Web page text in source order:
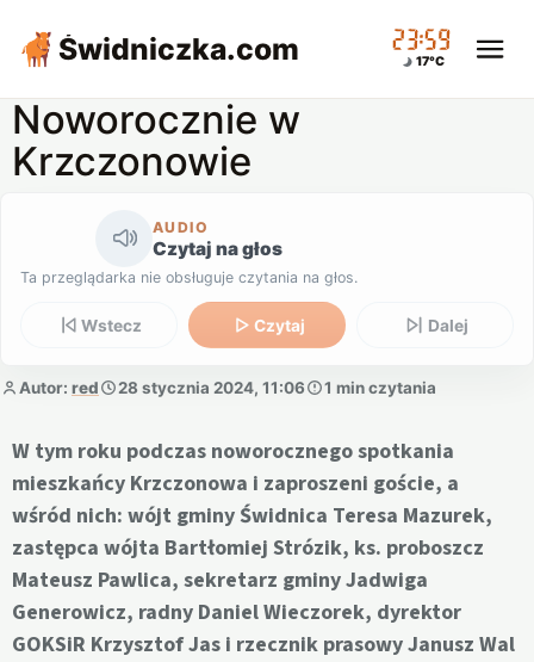
Świdniczka.com 23:59
17°C
Noworocznie w
Krzczonowie
AUDIO
Czytaj na głos
Ta przeglądarka nie obsługuje czytania na głos.
Wstecz Czytaj Dalej
Autor: red 28 stycznia 2024, 11:06 1 min czytania
W tym roku podczas noworocznego spotkania
mieszkańcy Krzczonowa i zaproszeni goście, a
wśród nich: wójt gminy Świdnica Teresa Mazurek,
zastępca wójta Bartłomiej Strózik, ks. proboszcz
Mateusz Pawlica, sekretarz gminy Jadwiga
Generowicz, radny Daniel Wieczorek, dyrektor
GOKSiR Krzysztof Jas i rzecznik prasowy Janusz Wal